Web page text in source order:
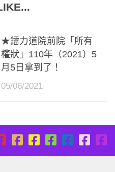
★鐳力道院前院「所有
權狀」110年（2021）5
月5日拿到了！
05/06/2021